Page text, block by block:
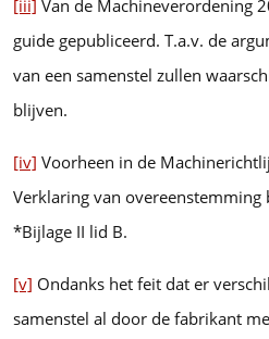
[iii] Van de Machineverordening
guide gepubliceerd. T.a.v. de
van een samenstel zullen
blijven.
[iv] Voorheen in de
Verklaring van overeenstemming
*Bijlage II lid B.
[v] Ondanks het feit dat er
samenstel al door de fabrikant